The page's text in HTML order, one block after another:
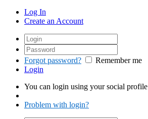
Log In
Create an Account
Forgot password?
Remember me
Login
You can login using your social profile
Problem with login?